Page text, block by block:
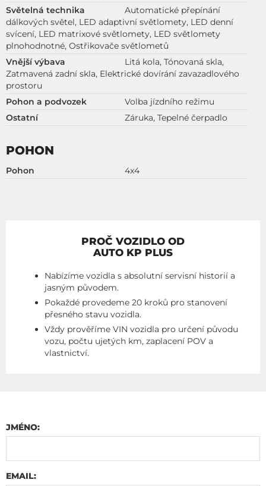
Světelná technika
Automatické přepínání
dálkových světel, LED adaptivní světlomety, LED denní
svícení, LED matrixové světlomety, LED světlomety
plnohodnotné, Ostřikovače světlometů
Vnější výbava
Litá kola, Tónovaná skla,
Zatmavená zadní skla, Elektrické dovírání zavazadlového
prostoru
Pohon a podvozek
Volba jízdního režimu
Ostatní
Záruka, Tepelné čerpadlo
POHON
Pohon 4x4
PROČ VOZIDLO OD
AUTO KP PLUS
Nabízíme vozidla s absolutní servisní historií a
jasným původem.
Pokaždé provedeme 20 kroků pro stanovení
přesného stavu vozidla.
Vždy prověříme VIN vozidla pro určení původu
vozu, počtu ujetých km, zaplacení POV a
vlastnictví.
JMÉNO:
EMAIL: